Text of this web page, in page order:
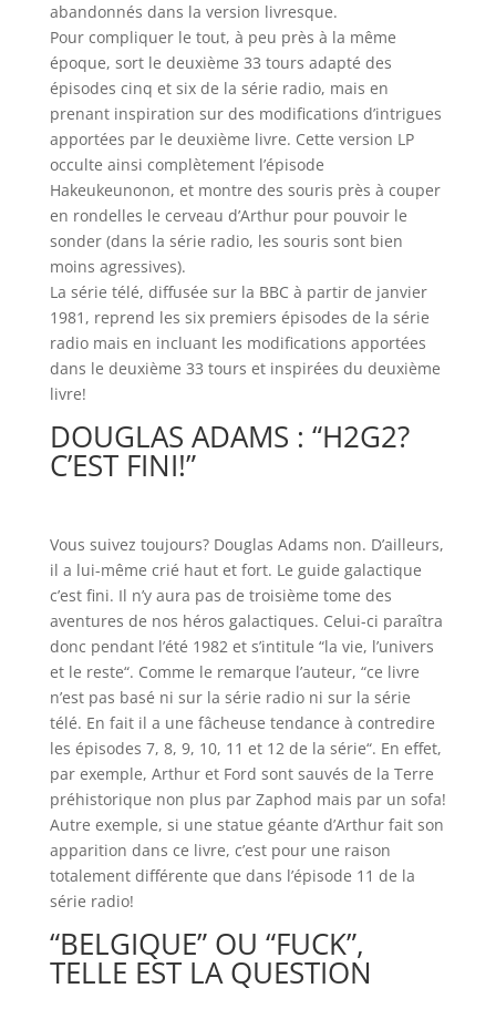
abandonnés dans la version livresque.
Pour compliquer le tout, à peu près à la même
époque, sort le deuxième 33 tours adapté des
épisodes cinq et six de la série radio, mais en
prenant inspiration sur des modifications d’intrigues
apportées par le deuxième livre. Cette version LP
occulte ainsi complètement l’épisode
Hakeukeunonon, et montre des souris près à couper
en rondelles le cerveau d’Arthur pour pouvoir le
sonder (dans la série radio, les souris sont bien
moins agressives).
La série télé, diffusée sur la BBC à partir de janvier
1981, reprend les six premiers épisodes de la série
radio mais en incluant les modifications apportées
dans le deuxième 33 tours et inspirées du deuxième
livre!
DOUGLAS ADAMS : “H2G2?
C’EST FINI!”
Vous suivez toujours? Douglas Adams non. D’ailleurs,
il a lui-même crié haut et fort. Le guide galactique
c’est fini. Il n’y aura pas de troisième tome des
aventures de nos héros galactiques. Celui-ci paraîtra
donc pendant l’été 1982 et s’intitule “la vie, l’univers
et le reste“. Comme le remarque l’auteur, “ce livre
n’est pas basé ni sur la série radio ni sur la série
télé. En fait il a une fâcheuse tendance à contredire
les épisodes 7, 8, 9, 10, 11 et 12 de la série“. En effet,
par exemple, Arthur et Ford sont sauvés de la Terre
préhistorique non plus par Zaphod mais par un sofa!
Autre exemple, si une statue géante d’Arthur fait son
apparition dans ce livre, c’est pour une raison
totalement différente que dans l’épisode 11 de la
série radio!
“BELGIQUE” OU “FUCK”,
TELLE EST LA QUESTION